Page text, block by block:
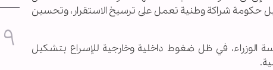
حكومة شراكة وطنية تعمل على ترسيخ الاستقرار، وتحسين
الوزراء، في ظل ضغوط داخلية وخارجية للإسراع بتشكيل